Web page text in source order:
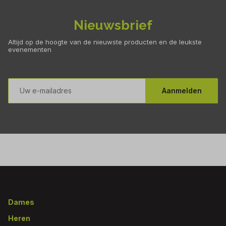
Nieuwsbrief
Altijd op de hoogte van de nieuwste producten en de leukste
evenementen
E-
mailadres
Aanmelden
Footer
Dames
Heren